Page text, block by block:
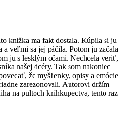
knižka ma fakt dostala. Kúpila si ju
a veľmi sa jej páčila. Potom ju začala
ju s lesklým očami. Nechcela veriť,
našej dcéry. Tak som nakoniec
že myšlienky, opisy a emócie
zarezonovali. Autorovi držím
na pultoch kníhkupectva, tento raz